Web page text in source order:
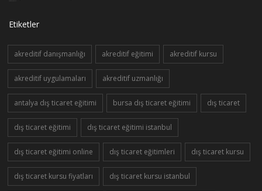
Etiketler
akreditif danışmanlığı akreditif eğitimi akreditif kursu
akreditif uygulamaları akreditif uzmanlığı
antalya dış ticaret eğitimi bursa dış ticaret eğitimi dış ticaret
dış ticaret eğitimi dış ticaret eğitimi istanbul
dış ticaret eğitimi online dış ticaret eğitimleri dış ticaret kursu
dış ticaret kursu fiyatları dış ticaret kursu istanbul